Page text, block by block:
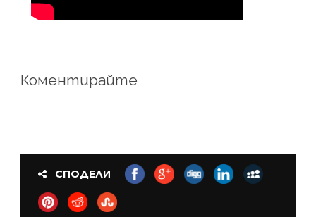
Коментирайте
СПОДЕЛИ